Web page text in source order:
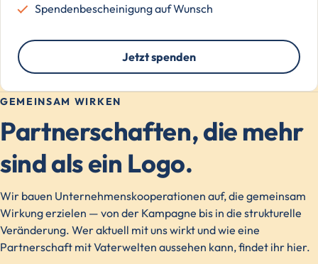
Spendenbescheinigung auf Wunsch
Jetzt spenden
GEMEINSAM WIRKEN
Partnerschaften, die mehr
sind als ein Logo.
Wir bauen Unternehmenskooperationen auf, die gemeinsam
Wirkung erzielen — von der Kampagne bis in die strukturelle
Veränderung. Wer aktuell mit uns wirkt und wie eine
Partnerschaft mit Vaterwelten aussehen kann, findet ihr hier.